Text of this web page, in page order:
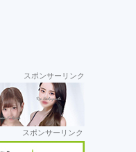
スポンサーリンク
スポンサーリンク